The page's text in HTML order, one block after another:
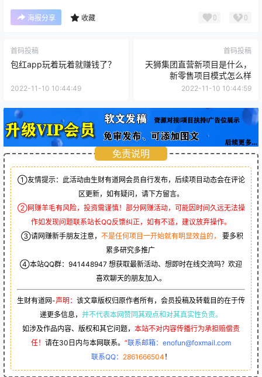
海报分享 收藏 0 0
首码投稿
包红app玩着玩着就赚钱了？
2022-11-10 10:44:49
首码投稿
天狮集团直营新项目是什么，
新零售项目模式怎么样
2022-11-10 10:44:59
免责说明
①友情提示：此活动由生财有道网会员自行发布，后续项目动态会在评论
区更新，如有疑问，请下方留言。
②网赚羊毛有风险，投资需谨慎！部分网赚活动，可能因时间久远无法操
作如发现问题联系站长QQ反馈纠正，如有不适，建议放弃操作。
③请网赚新手朋友注意， 不是任何项目一开始就有明显效益的，
要多积
累多研究多推广
④本站QQ群： 941448947 想获取最新活动、想即时在线交流吗？欢迎
喜欢聊天的朋友加入。
生财有道网-声明： 该文章版权归原作者所有，会员投稿及转载目的在于传
递更多信息， 并不代表本网赞同其观点和对其真实性负责。
如涉及作品内容、版权和其它问题， 本站不对内容传播行为承担赔偿责
任！ 请在30日内与本网联系。 “联系邮箱：enofun@foxmail.com
联系QQ： 2861666504 ！